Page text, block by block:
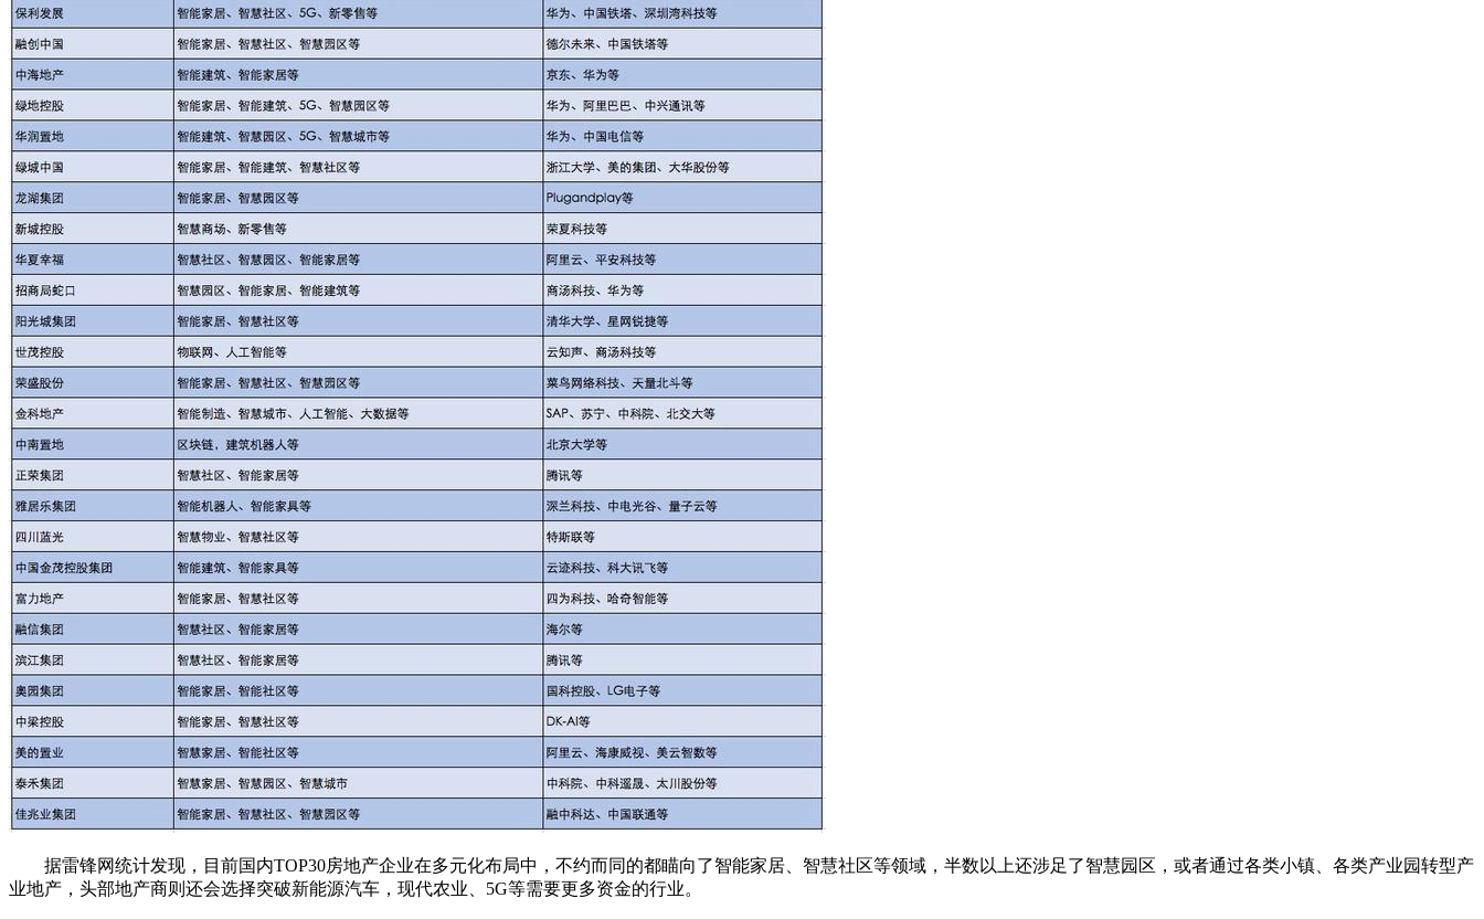
据雷锋网统计发现，目前国内TOP30房地产企业在多元化布局中，不约而同的都瞄向了智能家居、智慧社区等领域，半数以上还涉足了智慧园区，或者通过各类小镇、各类产业园转型产
业地产，头部地产商则还会选择突破新能源汽车，现代农业、5G等需要更多资金的行业。